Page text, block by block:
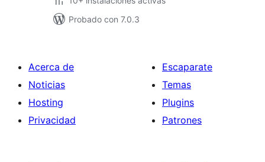
Probado con 7.0.3
Acerca de
Noticias
Hosting
Privacidad
Escaparate
Temas
Plugins
Patrones